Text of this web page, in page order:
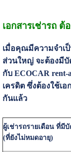
เอกสารเช่ารถ ต้
เมื่อคุณมีความจำเ
ส่วนใหญ่ จะต้องมีบั
กับ ECOCAR
เครดิต ซึ่งต้องใช้เ
กันแล้ว
ผู้เช่ารถรายเดือน ที่มี
(ที่ยังไม่หมดอายุ)